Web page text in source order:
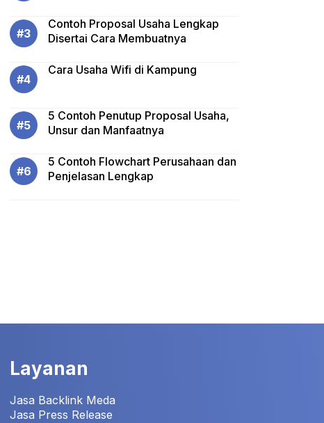
Contoh Proposal Usaha Lengkap
Disertai Cara Membuatnya
Cara Usaha Wifi di Kampung
5 Contoh Penutup Proposal Usaha,
Unsur dan Manfaatnya
5 Contoh Flowchart Perusahaan dan
Penjelasan Lengkap
Layanan
Jasa Backlink Meda
Jasa Press Release